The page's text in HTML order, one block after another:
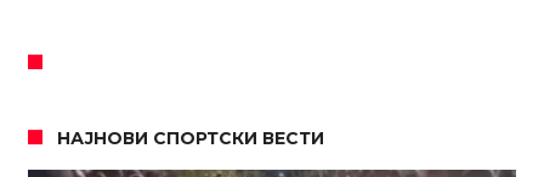
НАЈНОВИ СПОРТСКИ ВЕСТИ